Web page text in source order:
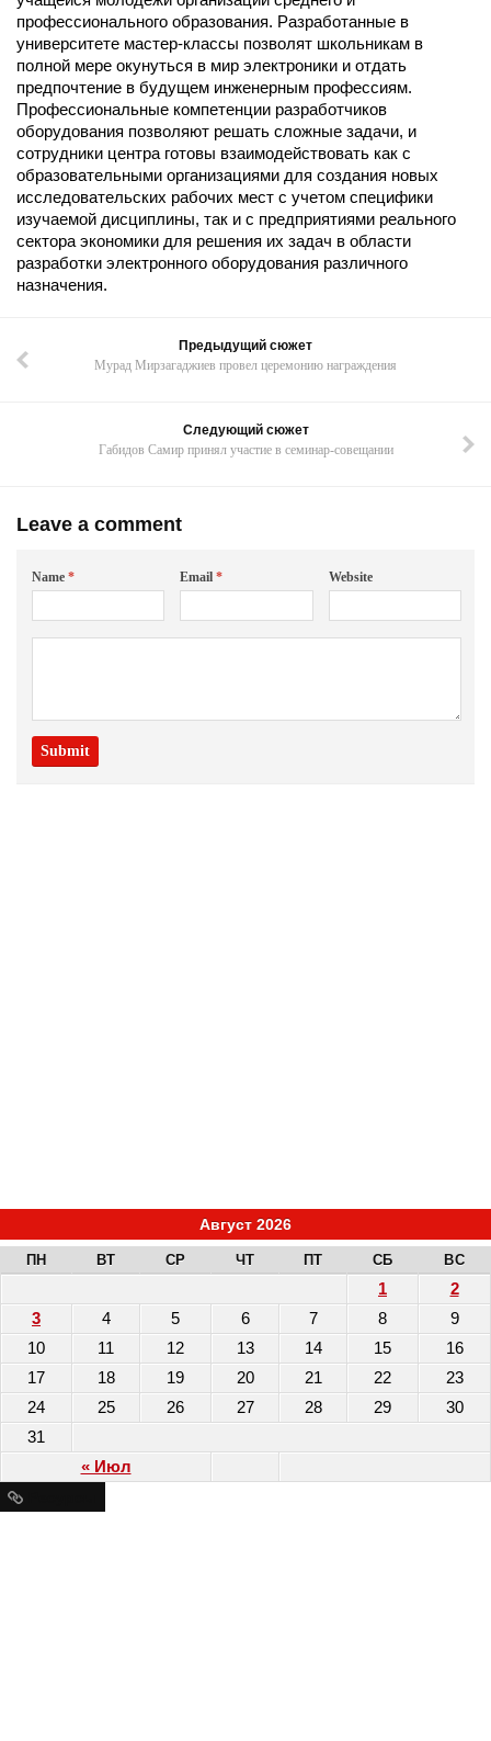
профессионального образования. Разработанные в
университете мастер-классы позволят школьникам в
полной мере окунуться в мир электроники и отдать
предпочтение в будущем инженерным профессиям.
Профессиональные компетенции разработчиков
оборудования позволяют решать сложные задачи, и
сотрудники центра готовы взаимодействовать как с
образовательными организациями для создания новых
исследовательских рабочих мест с учетом специфики
изучаемой дисциплины, так и с предприятиями реального
сектора экономики для решения их задач в области
разработки электронного оборудования различного
назначения.
Предыдущий сюжет
Мурад Мирзагаджиев провел церемонию награждения
Следующий сюжет
Габидов Самир принял участие в семинар-совещании
Leave a comment
Name * Email* Website
Август 2026
ПН ВТ СР ЧТ ПТ СБ ВС
« Июл
1
2
3
4 5 6 7 8
9
10
11 12 13 14 15
16
17
18 19 20 21 22
23
24
25 26 27 28 29
30
31